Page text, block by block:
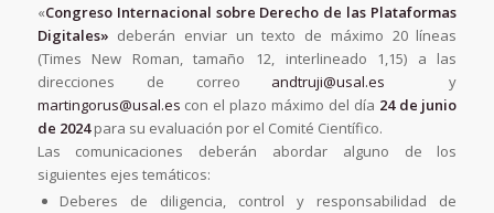
«Congreso Internacional sobre Derecho de las Plataformas
Digitales» deberán enviar un texto de máximo 20 líneas
(Times New Roman, tamaño 12, interlineado 1,15) a las
direcciones de correo andtruji@usal.es y
martingorus@usal.es con el plazo máximo del día 24 de junio
de 2024para su evaluación por el Comité Científico.
Las comunicaciones deberán abordar alguno de los
siguientes ejes temáticos:
Deberes de diligencia, control y responsabilidad de